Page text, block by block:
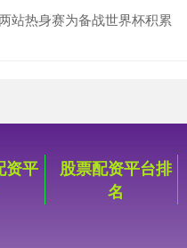
站热身赛为备战世界杯积累
资平
股票配资平台排
名